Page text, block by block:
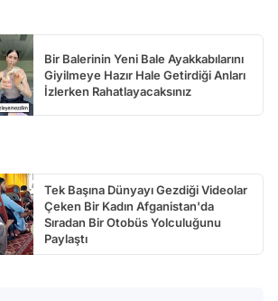
Bir Balerinin Yeni Bale Ayakkabılarını
Giyilmeye Hazır Hale Getirdiği Anları
İzlerken Rahatlayacaksınız
Tek Başına Dünyayı Gezdiği Videolar
Çeken Bir Kadın Afganistan'da
Sıradan Bir Otobüs Yolculuğunu
Paylaştı